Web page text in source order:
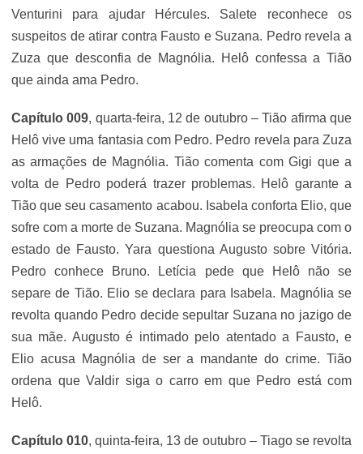
Venturini para ajudar Hércules. Salete reconhece os
suspeitos de atirar contra Fausto e Suzana. Pedro revela a
Zuza que desconfia de Magnólia. Helô confessa a Tião
que ainda ama Pedro.
Capítulo 009, quarta-feira, 12 de outubro – Tião afirma que
Helô vive uma fantasia com Pedro. Pedro revela para Zuza
as armações de Magnólia. Tião comenta com Gigi que a
volta de Pedro poderá trazer problemas. Helô garante a
Tião que seu casamento acabou. Isabela conforta Elio, que
sofre com a morte de Suzana. Magnólia se preocupa com o
estado de Fausto. Yara questiona Augusto sobre Vitória.
Pedro conhece Bruno. Letícia pede que Helô não se
separe de Tião. Elio se declara para Isabela. Magnólia se
revolta quando Pedro decide sepultar Suzana no jazigo de
sua mãe. Augusto é intimado pelo atentado a Fausto, e
Elio acusa Magnólia de ser a mandante do crime. Tião
ordena que Valdir siga o carro em que Pedro está com
Helô.
Capítulo 010, quinta-feira, 13 de outubro – Tiago se revolta